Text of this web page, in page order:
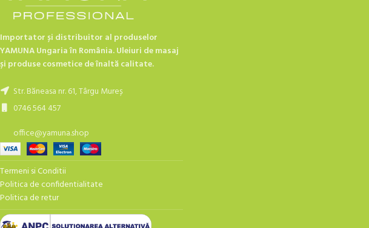
Importator și distribuitor al produselor
YAMUNA Ungaria în România. Uleiuri de masaj
și produse cosmetice de înaltă calitate.
Str. Băneasa nr. 61, Târgu Mureș
0746 564 457
office@yamuna.shop
Termeni si Conditii
Politica de confidentialitate
Politica de retur